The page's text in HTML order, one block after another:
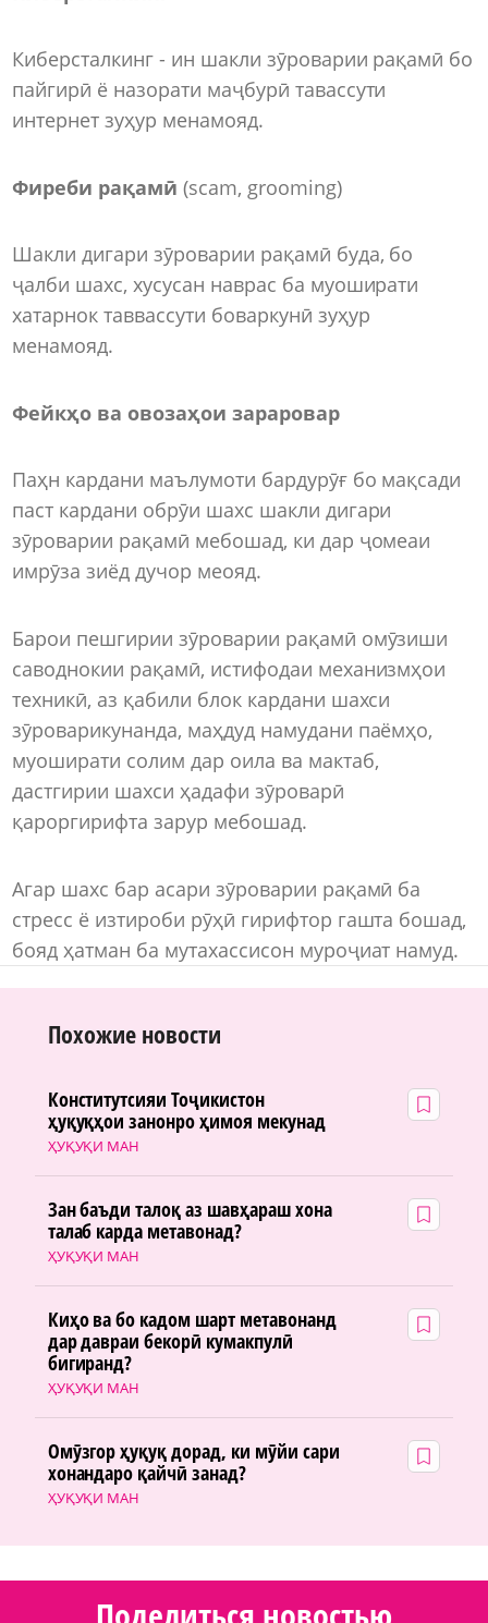
Киберсталкинг - ин шакли зӯроварии рақамӣ бо
пайгирӣ ё назорати маҷбурӣ тавассути
интернет зуҳур менамояд.
Фиреби рақамӣ (scam, grooming)
Шакли дигари зӯроварии рақамӣ буда, бо
ҷалби шахс, хусусан наврас ба муоширати
хатарнок таввассути боваркунӣ зуҳур
менамояд.
Фейкҳо ва овозаҳои зараровар
Паҳн кардани маълумоти бардурӯғ бо мақсади
паст кардани обрӯи шахс шакли дигари
зӯроварии рақамӣ мебошад, ки дар ҷомеаи
имрӯза зиёд дучор меояд.
Барои пешгирии зӯроварии рақамӣ омӯзиши
саводнокии рақамӣ, истифодаи механизмҳои
техникӣ, аз қабили блок кардани шахси
зӯроварикунанда, маҳдуд намудани паёмҳо,
муоширати солим дар оила ва мактаб,
дастгирии шахси ҳадафи зӯроварӣ
қароргирифта зарур мебошад.
Агар шахс бар асари зӯроварии рақамӣ ба
стресс ё изтироби рӯҳӣ гирифтор гашта бошад,
бояд ҳатман ба мутахассисон муроҷиат намуд.
Похожие новости
ҲУҚУҚИ МАН
Конститутсияи Тоҷикистон
ҳуқуқҳои занонро ҳимоя мекунад
ҲУҚУҚИ МАН
Зан баъди талоқ аз шавҳараш хона
талаб карда метавонад?
ҲУҚУҚИ МАН
Киҳо ва бо кадом шарт метавонанд
дар давраи бекорӣ кумакпулӣ
бигиранд?
ҲУҚУҚИ МАН
Омӯзгор ҳуқуқ дорад, ки мӯйи сари
хонандаро қайчӣ занад?